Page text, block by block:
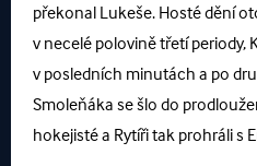
překonal Lukeše. Hosté dění
v necelé polovině třetí periody,
v posledních minutách a po
Smoleňáka se šlo do
hokejisté a Rytíři tak prohráli s